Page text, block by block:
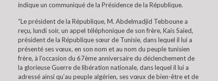
indique un communiqué de la Présidence de la République.
“Le président de la République, M. Abdelmadjid Tebboune a
reçu, lundi soir, un appel téléphonique de son frère, Kais Saied,
président de la République sœur de Tunisie, dans lequel il lui a
présenté ses vœux, en son nom et au nom du peuple tunisien
frère, à l’occasion du 67ème anniversaire du déclenchement de
la glorieuse Guerre de libération nationale, dans lequel il lui a
adressé ainsi qu’au peuple algérien, ses vœux de bien-être et de